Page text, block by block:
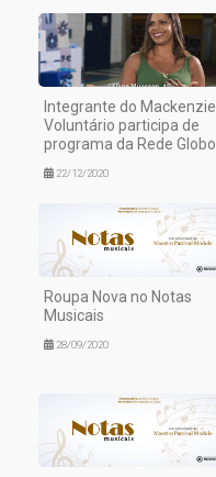
Integrante do Mackenzie
Voluntário participa de
programa da Rede Globo
22/12/2020
Roupa Nova no Notas
Musicais
28/09/2020